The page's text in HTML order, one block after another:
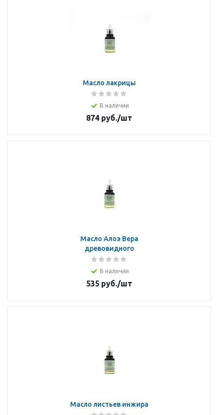
Масло лакрицы
В наличии
874 руб./шт
Масло Алоэ Вера
древовидного
В наличии
535 руб./шт
Масло листьев инжира